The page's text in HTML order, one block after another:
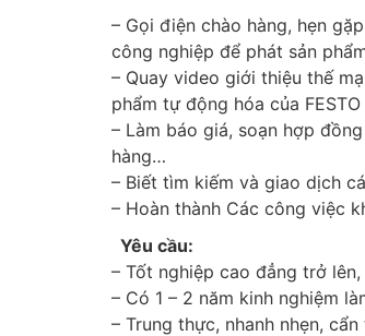
– Gọi điện chào hàng, hẹn
công nghiệp để phát sản
– Quay video giới thiệu thế
phẩm tự động hóa của FESTO
– Làm báo giá, soạn hợp
hàng…
– Biết tìm kiếm và giao dịch
– Hoàn thành Các công việc
Yêu cầu:
– Tốt nghiệp cao đẳng trở
– Có 1 – 2 năm kinh nghiệm
– Trung thực, nhanh nhẹn,